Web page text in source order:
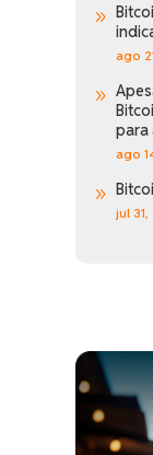
9
ago
9
para
ago
9
jul